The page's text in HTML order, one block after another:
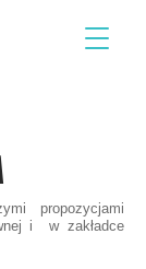
propozycjami
i w zakładce